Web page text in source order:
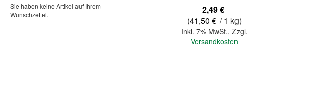
2,49 €
(41,50 € / 1 kg)
Inkl. 7% MwSt., Zzgl.
Versandkosten
Sie haben keine Artikel auf Ihrem
Wunschzettel.